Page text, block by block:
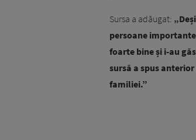
Sursa a adăugat:
persoane
foarte bine și i-au
sursă a spus
familiei.”